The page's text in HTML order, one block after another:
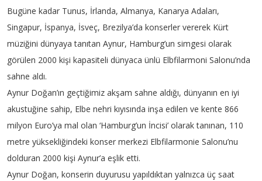
Bugüne kadar Tunus, İrlanda, Almanya, Kanarya Adaları,
Singapur, İspanya, İsveç, Brezilya’da konserler vererek Kürt
müziğini dünyaya tanıtan Aynur, Hamburg’un simgesi olarak
görülen 2000 kişi kapasiteli dünyaca ünlü Elbfilarmoni Salonu’nda
sahne aldı.
Aynur Doğan’ın geçtiğimiz akşam sahne aldığı, dünyanın en iyi
akustuğine sahip, Elbe nehri kıyısında inşa edilen ve kente 866
milyon Euro’ya mal olan ‘Hamburg’un İncisi’ olarak tanınan, 110
metre yüksekliğindeki konser merkezi Elbfilarmonie Salonu’nu
dolduran 2000 kişi Aynur’a eşlik etti.
Aynur Doğan, konserin duyurusu yapıldıktan yalnızca üç saat